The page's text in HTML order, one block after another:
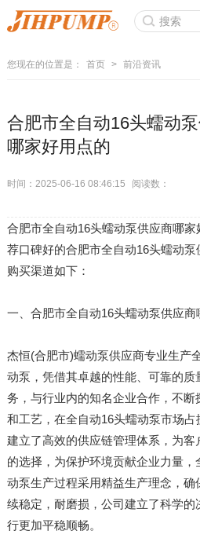
您现在的位置是： 首页 > 前沿资讯
合肥市全自动16头蠕动
哪家好用点的
时间：2025-06-16 08:46:15 阅读数：
合肥市全自动16头蠕动泵供应商哪家
荐口碑好的合肥市全自动16头蠕动泵
购买渠道如下：
一、合肥市全自动16头蠕动泵供应商
杰恒(合肥市)蠕动泵供应商专业生产
动泵，凭借其卓越的性能、可靠的质
务，与行业内的知名企业合作，不断
和工艺，在全自动16头蠕动泵市场占
建立了高效的供应链管理体系，为客
的选择，为保护环境贡献企业力量，
动泵生产过程采用精益生产理念，确
续稳定，耐磨损，公司建立了科学的
行更加平稳顺畅。